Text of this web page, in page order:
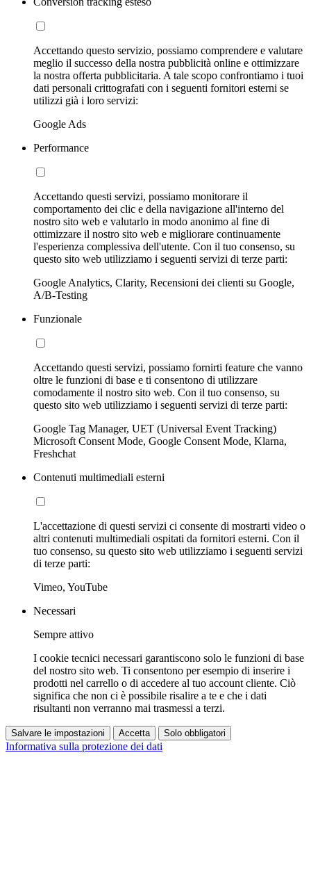
Accettando questo servizio, possiamo comprendere e valutare
meglio il successo della nostra pubblicità online e ottimizzare
la nostra offerta pubblicitaria. A tale scopo confrontiamo i tuoi
dati personali crittografati con i seguenti fornitori esterni se
utilizzi già i loro servizi:
Google Ads
Performance
Accettando questi servizi, possiamo monitorare il
comportamento dei clic e della navigazione all'interno del
nostro sito web e valutarlo in modo anonimo al fine di
ottimizzare il nostro sito web e migliorare continuamente
l'esperienza complessiva dell'utente. Con il tuo consenso, su
questo sito web utilizziamo i seguenti servizi di terze parti:
Google Analytics, Clarity, Recensioni dei clienti su Google,
A/B-Testing
Funzionale
Accettando questi servizi, possiamo fornirti feature che vanno
oltre le funzioni di base e ti consentono di utilizzare
comodamente il nostro sito web. Con il tuo consenso, su
questo sito web utilizziamo i seguenti servizi di terze parti:
Google Tag Manager, UET (Universal Event Tracking)
Microsoft Consent Mode, Google Consent Mode, Klarna,
Freshchat
Contenuti multimediali esterni
L'accettazione di questi servizi ci consente di mostrarti video o
altri contenuti multimediali ospitati da fornitori esterni. Con il
tuo consenso, su questo sito web utilizziamo i seguenti servizi
di terze parti:
Vimeo, YouTube
Necessari
Sempre attivo
I cookie tecnici necessari garantiscono solo le funzioni di base
del nostro sito web. Ti consentono per esempio di inserire i
prodotti nel carrello o di accedere al tuo account cliente. Ciò
significa che non ci è possibile risalire a te e che i dati
risultanti non verranno mai trasmessi a terzi.
Salvare le impostazioni Accetta Solo obbligatori
Informativa sulla protezione dei dati